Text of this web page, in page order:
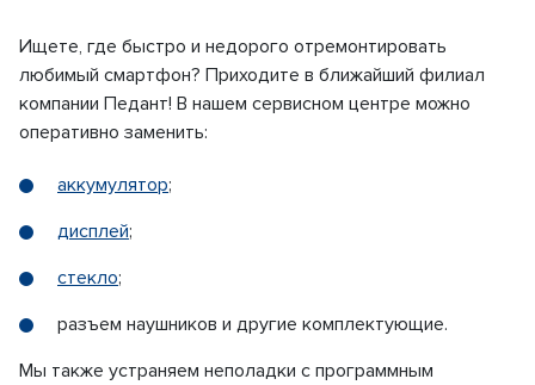
Ищете, где быстро и недорого отремонтировать
любимый смартфон? Приходите в ближайший филиал
компании Педант! В нашем сервисном центре можно
оперативно заменить:
аккумулятор;
дисплей;
стекло;
разъем наушников и другие комплектующие.
Мы также устраняем неполадки с программным